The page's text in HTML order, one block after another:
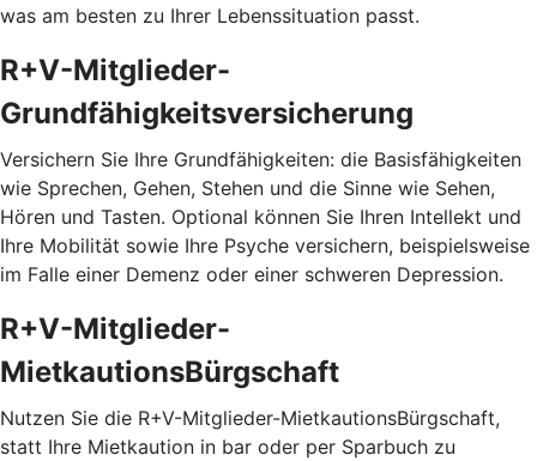
was am besten zu Ihrer Lebenssituation passt.
R+V-Mitglieder-
Grundfähigkeitsversicherung
Versichern Sie Ihre Grundfähigkeiten: die Basisfähigkeiten
wie Sprechen, Gehen, Stehen und die Sinne wie Sehen,
Hören und Tasten. Optional können Sie Ihren Intellekt und
Ihre Mobilität sowie Ihre Psyche versichern, beispielsweise
im Falle einer Demenz oder einer schweren Depression.
R+V-Mitglieder-
MietkautionsBürgschaft
Nutzen Sie die R+V-Mitglieder-MietkautionsBürgschaft,
statt Ihre Mietkaution in bar oder per Sparbuch zu